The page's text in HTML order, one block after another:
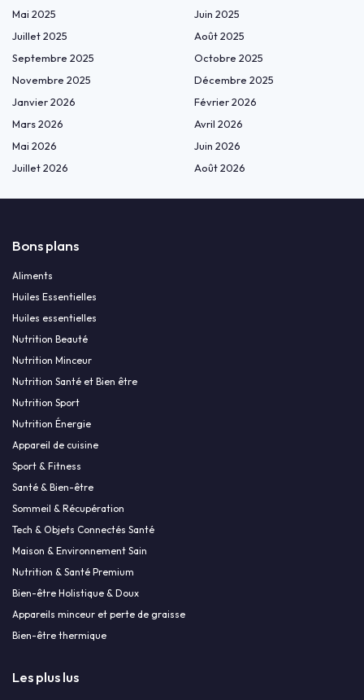
Mai 2025
Juin 2025
Juillet 2025
Août 2025
Septembre 2025
Octobre 2025
Novembre 2025
Décembre 2025
Janvier 2026
Février 2026
Mars 2026
Avril 2026
Mai 2026
Juin 2026
Juillet 2026
Août 2026
Bons plans
Aliments
Huiles Essentielles
Huiles essentielles
Nutrition Beauté
Nutrition Minceur
Nutrition Santé et Bien être
Nutrition Sport
Nutrition Énergie
Appareil de cuisine
Sport & Fitness
Santé & Bien-être
Sommeil & Récupération
Tech & Objets Connectés Santé
Maison & Environnement Sain
Nutrition & Santé Premium
Bien-être Holistique & Doux
Appareils minceur et perte de graisse
Bien-être thermique
Les plus lus